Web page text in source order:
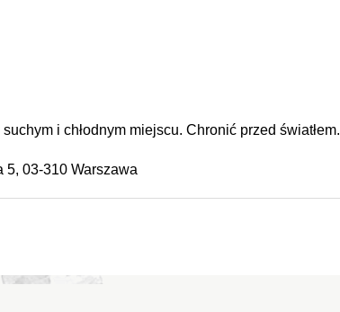
i chłodnym miejscu. Chronić przed światłem.
5, 03-310 Warszawa